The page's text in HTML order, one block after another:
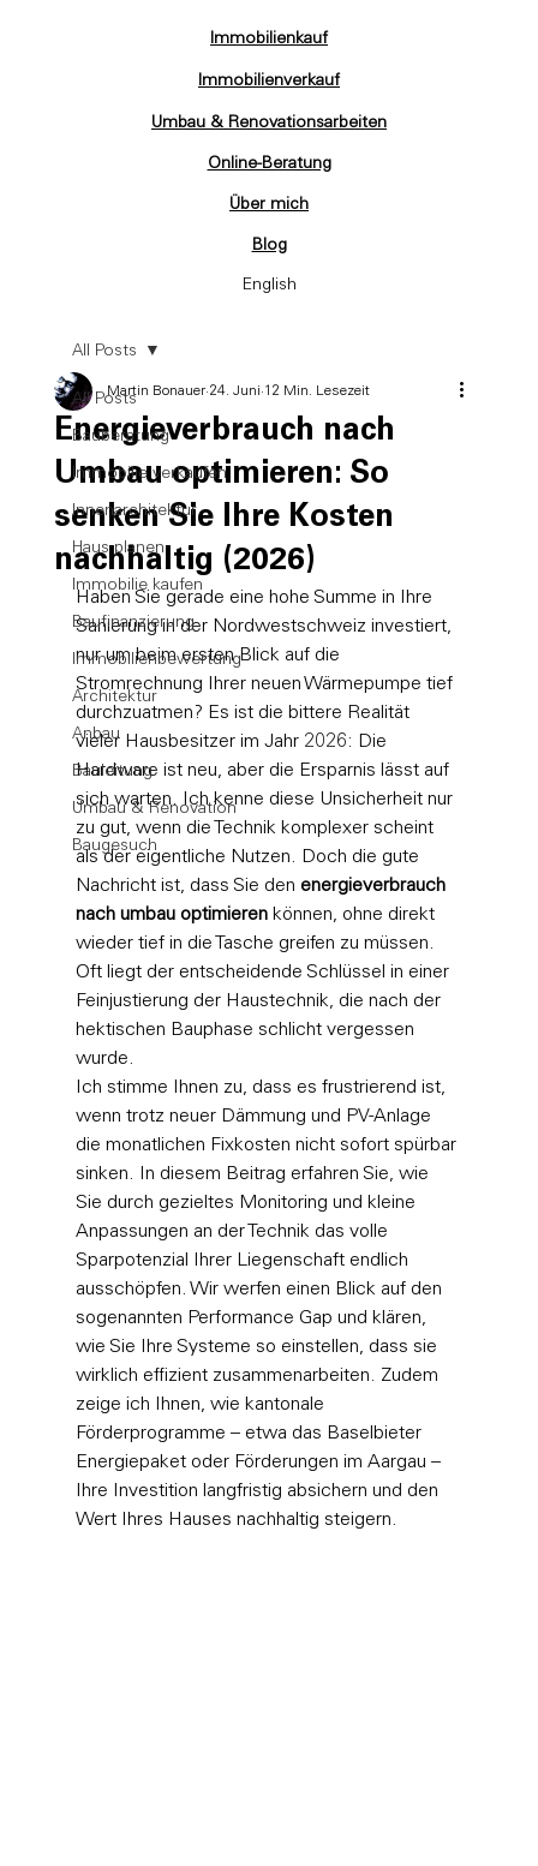
Immobilienkauf
Immobilienverkauf
Umbau & Renovationsarbeiten
Online-Beratung
Über mich
Blog
English
All Posts
Bauberatung
Immobilie verkaufen
Innenarchitektur
Haus planen
Immobilie kaufen
Baufinanzierung
Immobilienbewertung
Architektur
Anbau
Bauleitung
Umbau & Renovation
Baugesuch
All Posts
Energieverbrauch nach
Umbau optimieren: So
senken Sie Ihre Kosten
nachhaltig (2026)
Martin Bonauer 24. Juni 12 Min. Lesezeit
Haben Sie gerade eine hohe Summe in Ihre
Sanierung in der Nordwestschweiz investiert,
nur um beim ersten Blick auf die
Stromrechnung Ihrer neuen Wärmepumpe tief
durchzuatmen? Es ist die bittere Realität
vieler Hausbesitzer im Jahr 2026: Die
Hardware ist neu, aber die Ersparnis lässt auf
sich warten. Ich kenne diese Unsicherheit nur
zu gut, wenn die Technik komplexer scheint
als der eigentliche Nutzen. Doch die gute
Nachricht ist, dass Sie den energieverbrauch
nach umbau optimieren können, ohne direkt
wieder tief in die Tasche greifen zu müssen.
Oft liegt der entscheidende Schlüssel in einer
Feinjustierung der Haustechnik, die nach der
hektischen Bauphase schlicht vergessen
wurde.
Ich stimme Ihnen zu, dass es frustrierend ist,
wenn trotz neuer Dämmung und PV-Anlage
die monatlichen Fixkosten nicht sofort spürbar
sinken. In diesem Beitrag erfahren Sie, wie
Sie durch gezieltes Monitoring und kleine
Anpassungen an der Technik das volle
Sparpotenzial Ihrer Liegenschaft endlich
ausschöpfen. Wir werfen einen Blick auf den
sogenannten Performance Gap und klären,
wie Sie Ihre Systeme so einstellen, dass sie
wirklich effizient zusammenarbeiten. Zudem
zeige ich Ihnen, wie kantonale
Förderprogramme – etwa das Baselbieter
Energiepaket oder Förderungen im Aargau –
Ihre Investition langfristig absichern und den
Wert Ihres Hauses nachhaltig steigern.